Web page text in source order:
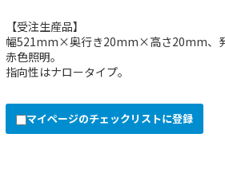
【受注生産品】
幅521mm×奥行き20mm×高さ20mm、
赤色照明。
指向性はナロータイプ。
マイページのチェックリストに登録